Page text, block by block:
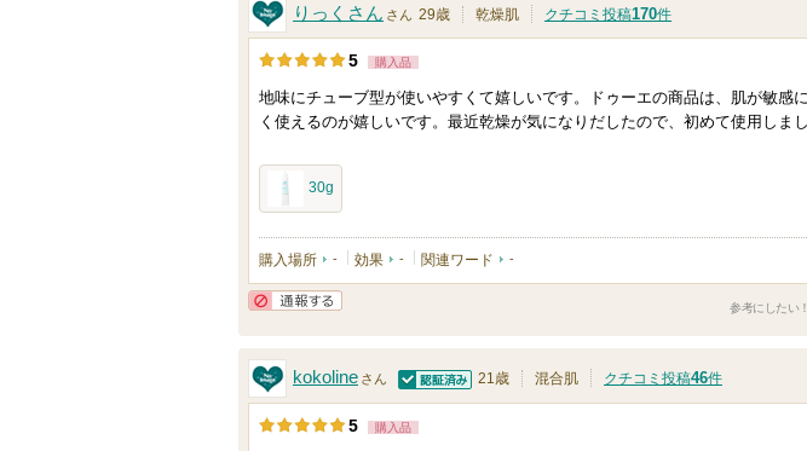
りっくさん さん 29歳 乾燥肌 クチコミ投稿170件
5 購入品
地味にチューブ型が使いやすくて嬉しいです。ドゥーエの商品は、肌が敏感
く使えるのが嬉しいです。最近乾燥が気になりだしたので、初めて使用しま
30g
購入場所 - 効果 - 関連ワード -
参考にしたい
kokoline さん 21歳 混合肌 クチコミ投稿46件
5 購入品